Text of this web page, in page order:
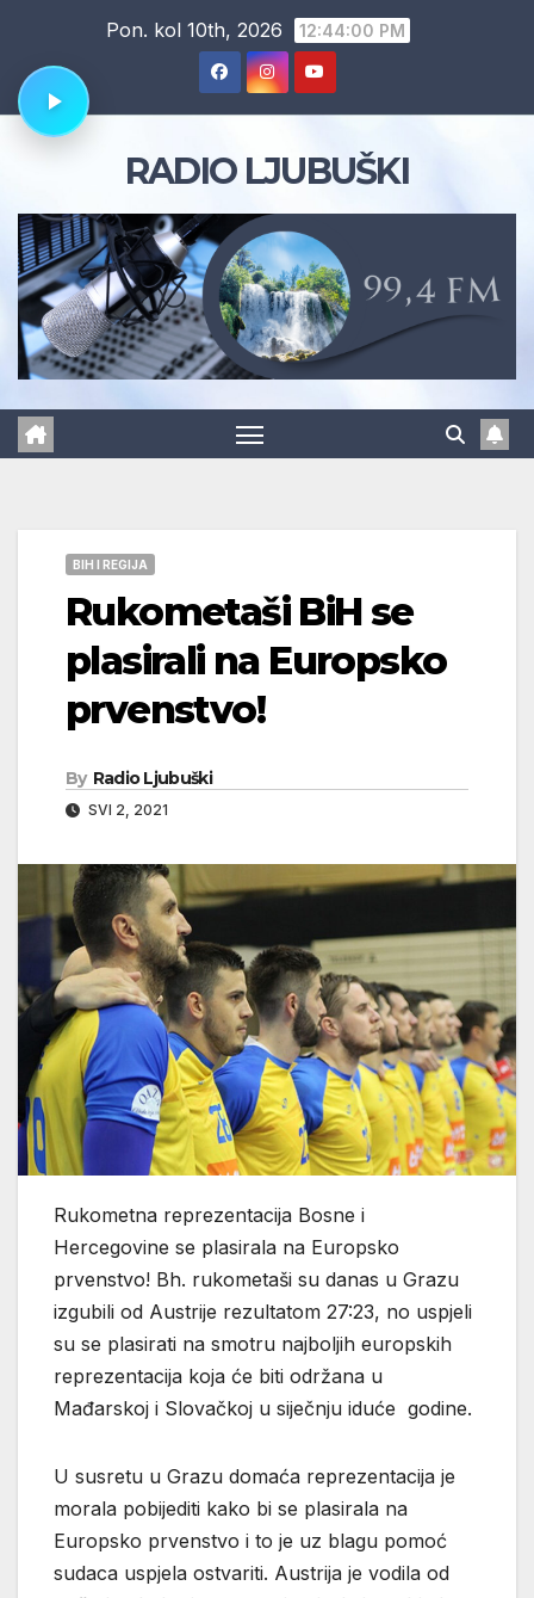
content
Pon. kol 10th, 2026 12:44:01 PM
RADIO LJUBUŠKI
BIH I REGIJA
Rukometaši BiH se
plasirali na Europsko
prvenstvo!
By Radio Ljubuški
SVI 2, 2021
Rukometna reprezentacija Bosne i
Hercegovine se plasirala na Europsko
prvenstvo! Bh. rukometaši su danas u Grazu
izgubili od Austrije rezultatom 27:23, no uspjeli
su se plasirati na smotru najboljih europskih
reprezentacija koja će biti održana u
Mađarskoj i Slovačkoj u siječnju iduće godine.
U susretu u Grazu domaća reprezentacija je
morala pobijediti kako bi se plasirala na
Europsko prvenstvo i to je uz blagu pomoć
sudaca uspjela ostvariti. Austrija je vodila od